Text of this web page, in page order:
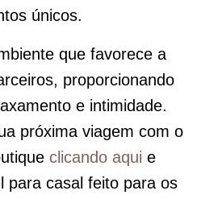
únicos.
que favorece a
proporcionando
e intimidade.
próxima viagem com o
clicando aqui e
para casal feito para os